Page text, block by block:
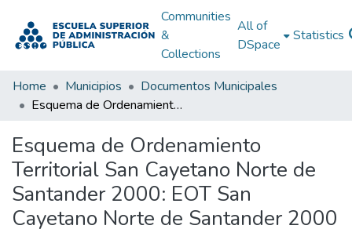
Communities
&
Collections
All of
DSpace
Statistics
Home Municipios
Documentos Municipales
Esquema de Ordenamiento Territorial San Cayetano Norte de Santander 2000: EOT San Cayetano Norte de Santander 2000
Esquema de Ordenamiento
Territorial San Cayetano Norte de
Santander 2000: EOT San
Cayetano Norte de Santander 2000